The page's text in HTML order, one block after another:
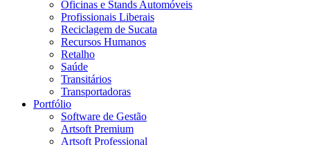
Oficinas e Stands Automóveis
Profissionais Liberais
Reciclagem de Sucata
Recursos Humanos
Retalho
Saúde
Transitários
Transportadoras
Portfólio
Software de Gestão
Artsoft Premium
Artsoft Professional